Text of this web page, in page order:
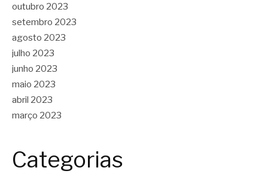
outubro 2023
setembro 2023
agosto 2023
julho 2023
junho 2023
maio 2023
abril 2023
março 2023
Categorias